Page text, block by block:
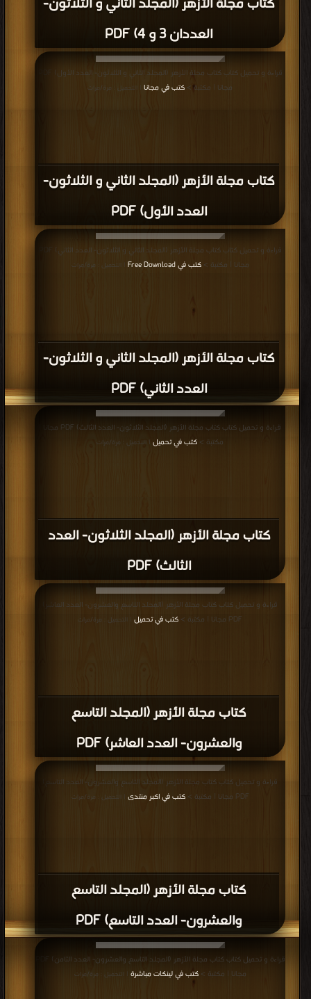
العددان 3 و 4) PDF
كتاب مجلة الأزهر (المجلد الثاني و الثلاثون-
العدد الأول) PDF
مجانا | مكتبة > كتب في مجانا | التحميل : مرة/مرات
كتاب مجلة الأزهر (المجلد الثاني و الثلاثون-
العدد الثاني) PDF
مجانا | مكتبة >كتب في Free Download | التحميل : مرة/مرات
كتاب مجلة الأزهر (المجلد الثلاثون- العدد
الثالث) PDF
قراءة و تحميل كتاب كتاب مجلة الأزهر (المجلد الثلاثون- العدد الثالث) PDF مجانا |
مكتبة > كتب في تحميل | التحميل : مرة/مرات
كتاب مجلة الأزهر (المجلد التاسع
والعشرون- العدد العاشر) PDF
قراءة و تحميل كتاب كتاب مجلة الأزهر (المجلد التاسع والعشرون- العدد العاشر)
PDF مجانا | مكتبة >
كتب في تحميل | التحميل : مرة/مرات
كتاب مجلة الأزهر (المجلد التاسع
والعشرون- العدد التاسع) PDF
قراءة و تحميل كتاب كتاب مجلة الأزهر (المجلد التاسع والعشرون- العدد التاسع)
PDF مجانا | مكتبة >
كتب في اكبر منتدى | التحميل : مرة/مرات
مجانا | مكتبة >كتب في لينكات مباشرة | التحميل : مرة/مرات